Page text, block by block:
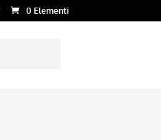
0 Elementi